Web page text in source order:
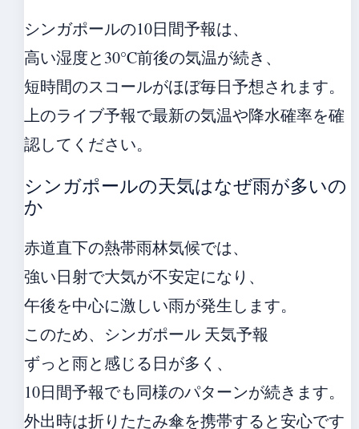
シンガポールの10日間予報は、
高い湿度と30°C前後の気温が続き、
短時間のスコールがほぼ毎日予想されます。
上のライブ予報で最新の気温や降水確率を確
認してください。
シンガポールの天気はなぜ雨が多いの
か
赤道直下の熱帯雨林気候では、
強い日射で大気が不安定になり、
午後を中心に激しい雨が発生します。
このため、シンガポール 天気予報
ずっと雨と感じる日が多く、
10日間予報でも同様のパターンが続きます。
外出時は折りたたみ傘を携帯すると安心です